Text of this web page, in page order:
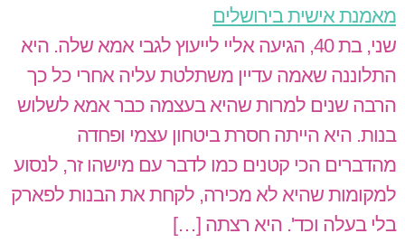
שני, בת 40, הגיעה אליי לייעוץ לגבי אמא שלה. היא
התלוננה שאמה עדיין משתלטת עליה אחרי כל כך
הרבה שנים למרות שהיא בעצמה כבר אמא לשלוש
בנות. היא הייתה חסרת ביטחון עצמי ופחדה
מהדברים הכי קטנים כמו לדבר עם מישהו זר, לנסוע
למקומות שהיא לא מכירה, לקחת את הבנות לפארק
בלי בעלה וכד'. היא רצתה […]